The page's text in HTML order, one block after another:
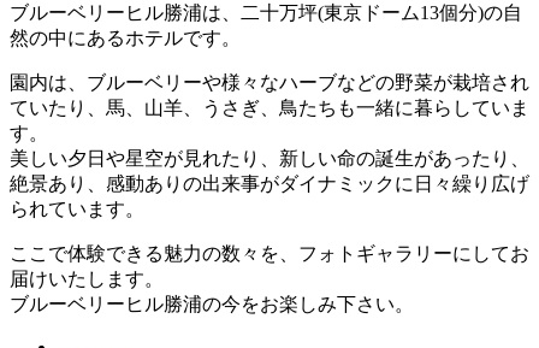
ブルーベリーヒル勝浦は、二十万坪(東京ドーム13個分)の自
然の中にあるホテルです。
園内は、ブルーベリーや様々なハーブなどの野菜が栽培され
ていたり、馬、山羊、うさぎ、鳥たちも一緒に暮らしていま
す。
美しい夕日や星空が見れたり、新しい命の誕生があったり、
絶景あり、感動ありの出来事がダイナミックに日々繰り広げ
られています。
ここで体験できる魅力の数々を、フォトギャラリーにしてお
届けいたします。
ブルーベリーヒル勝浦の今をお楽しみ下さい。